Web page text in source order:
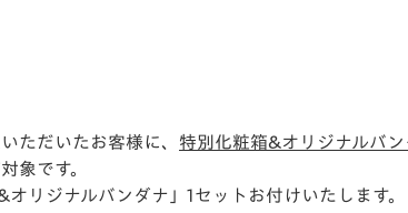
ただいたお客様に、 特別化粧箱&オリジナルバン
象です。
リジナルバンダナ」1セットお付けいたします。